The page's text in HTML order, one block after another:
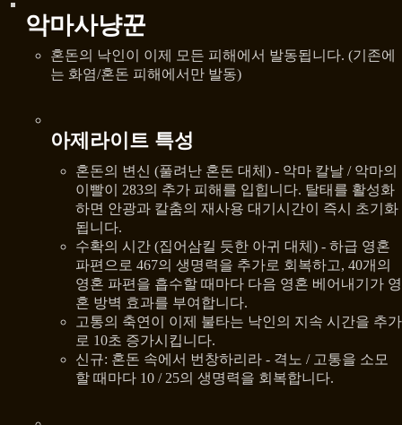
악마사냥꾼
혼돈의 낙인이 이제 모든 피해에서 발동됩니다. (기존에
는 화염/혼돈 피해에서만 발동)
아제라이트 특성
혼돈의 변신 (풀려난 혼돈 대체) - 악마 칼날 / 악마의
이빨이 283의 추가 피해를 입힙니다. 탈태를 활성화
하면 안광과 칼춤의 재사용 대기시간이 즉시 초기화
됩니다.
수확의 시간 (집어삼킬 듯한 아귀 대체) - 하급 영혼
파편으로 467의 생명력을 추가로 회복하고, 40개의
영혼 파편을 흡수할 때마다 다음 영혼 베어내기가 영
혼 방벽 효과를 부여합니다.
고통의 축연이 이제 불타는 낙인의 지속 시간을 추가
로 10초 증가시킵니다.
신규: 혼돈 속에서 번창하리라 - 격노 / 고통을 소모
할 때마다 10 / 25의 생명력을 회복합니다.